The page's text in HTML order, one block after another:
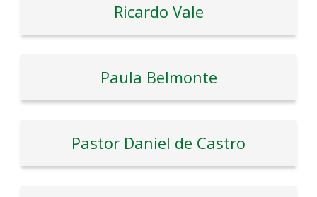
Ricardo Vale
Paula Belmonte
Pastor Daniel de Castro